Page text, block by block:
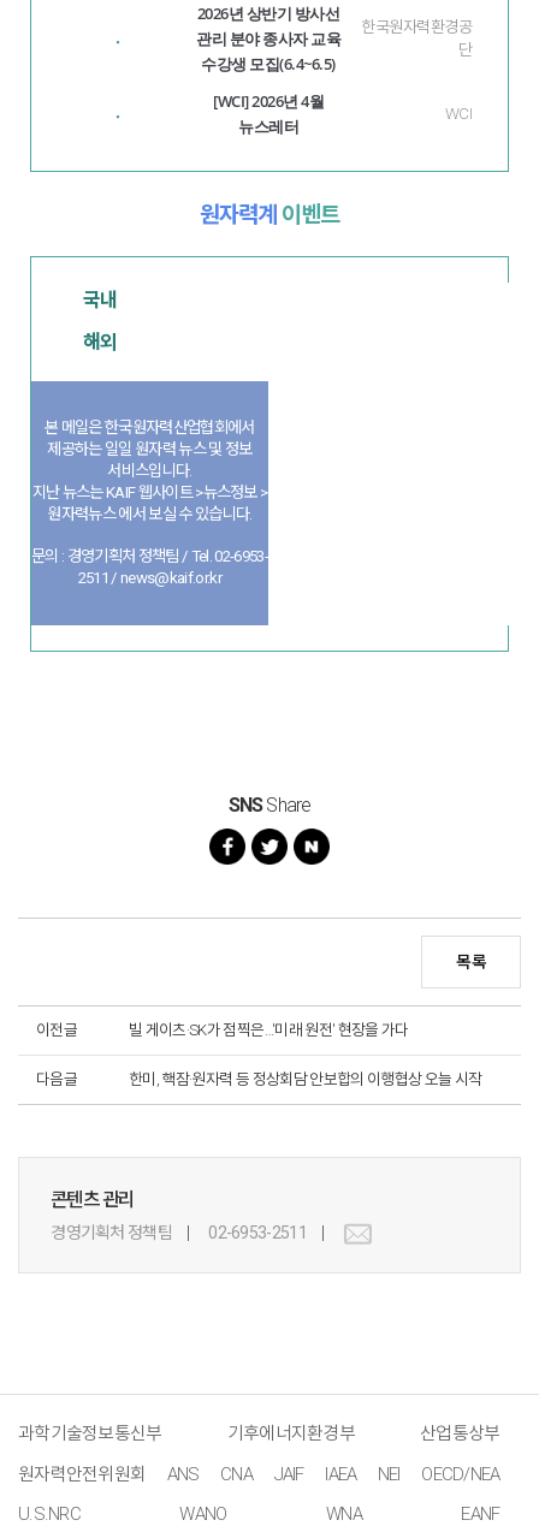
·
2026년 상반기 방사선
관리 분야 종사자 교육
수강생 모집(6.4~6.5)
한국원자력환경공
단
·
[WCI] 2026년 4월
뉴스레터
WCI
원자력계 이벤트
국내
해외
본 메일은 한국원자력산업협회에서
제공하는 일일 원자력 뉴스 및 정보
서비스입니다.
지난 뉴스는 KAIF 웹사이트 >뉴스정보 >
원자력뉴스 에서 보실 수 있습니다.
문의 : 경영기획처 정책팀 / Tel. 02-6953-
2511 / news@kaif.or.kr
SNSShare
목록
이전글 빌 게이츠·SK가 점찍은…'미래 원전' 현장을 가다
다음글 한미, 핵잠·원자력 등 정상회담 안보합의 이행협상 오늘 시작
콘텐츠 관리
경영기획처 정책팀 02-6953-2511
과학기술정보통신부 기후에너지환경부
산업통상부
원자력안전위원회
ANS CNA JAIF IAEA NEI
OECD/NEA
U.S.NRC
WANO WNA EANF